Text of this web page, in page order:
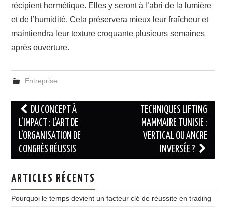
récipient hermétique. Elles y seront à l’abri de la lumière
et de l’humidité. Cela préservera mieux leur fraîcheur et
maintiendra leur texture croquante plusieurs semaines
après ouverture.
Entreprise
Navigation
des
articles
DU CONCEPT À
L’IMPACT : L’ART DE
L’ORGANISATION DE
CONGRÈS RÉUSSIS
TECHNIQUES LIFTING
MAMMAIRE TUNISIE :
VERTICAL OU ANCRE
INVERSÉE ?
ARTICLES RÉCENTS
Pourquoi le temps devient un facteur clé de réussite en trading